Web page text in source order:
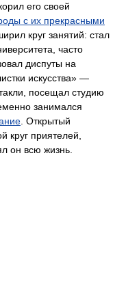
его своей
с их прекрасными
круг занятий: стал
часто
диспуты на
искусства» —
посещал студию
занимался
. Открытый
круг приятелей,
он всю жизнь.